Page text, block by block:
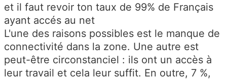
et il faut revoir ton taux de 99% de Français
ayant accés au net
L'une des raisons possibles est le manque de
connectivité dans la zone. Une autre est
peut-être circonstanciel : ils ont un accès à
leur travail et cela leur suffit. En outre, 7 %,